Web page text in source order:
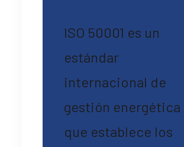
ISO 50001 es un
estándar
internacional de
gestión energética
que establece los